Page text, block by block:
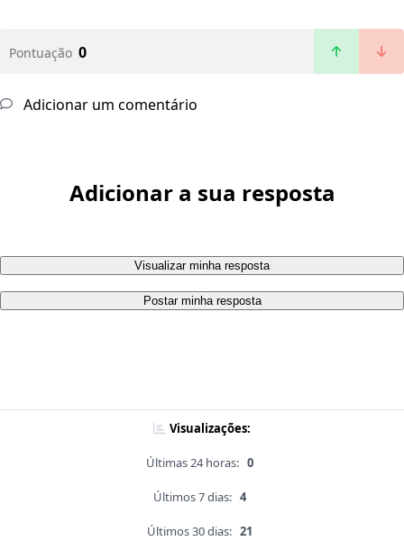
Pontuação 0
Adicionar um comentário
Adicionar a sua resposta
Visualizar minha resposta
Postar minha resposta
Visualizações:
Últimas 24 horas: 0
Últimos 7 dias: 4
Últimos 30 dias: 21